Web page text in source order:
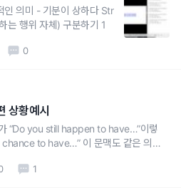
이 상하다 Str
는 행위 자체) 구분하기 1
0
상황예시
“Do you still happen to have…”이렇
이 문맥도 같은 의미
1